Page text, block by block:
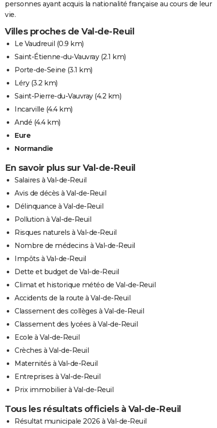
personnes ayant acquis la nationalité française au cours de leur
vie.
Villes proches de Val-de-Reuil
Le Vaudreuil (0.9 km)
Saint-Étienne-du-Vauvray(2.1 km)
Porte-de-Seine (3.1 km)
Léry(3.2 km)
Saint-Pierre-du-Vauvray(4.2 km)
Incarville (4.4 km)
Andé (4.4 km)
Eure
Normandie
En savoir plus sur Val-de-Reuil
Salaires à Val-de-Reuil
Avis de décès à Val-de-Reuil
Délinquance à Val-de-Reuil
Pollution à Val-de-Reuil
Risques naturels à Val-de-Reuil
Nombre de médecins à Val-de-Reuil
Impôts à Val-de-Reuil
Dette et budget de Val-de-Reuil
Climat et historique météo de Val-de-Reuil
Accidents de la route à Val-de-Reuil
Classement des collèges à Val-de-Reuil
Classement des lycées à Val-de-Reuil
Ecole à Val-de-Reuil
Crèches à Val-de-Reuil
Maternités à Val-de-Reuil
Entreprises à Val-de-Reuil
Prix immobilier à Val-de-Reuil
Tous les résultats officiels à Val-de-Reuil
Résultat municipale 2026 à Val-de-Reuil